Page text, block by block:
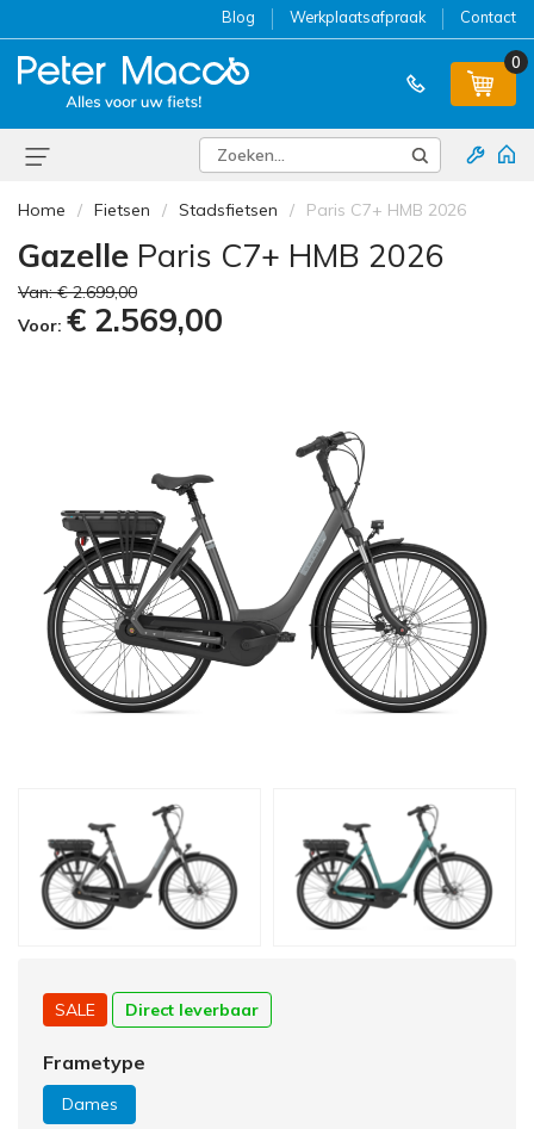
Blog Werkplaatsafpraak Contact
0
Home Fietsen Stadsfietsen Paris C7+ HMB 2026
Gazelle Paris C7+ HMB 2026
Van:€ 2.699,00
Voor: € 2.569,00
SALE Direct leverbaar
Frametype
Dames